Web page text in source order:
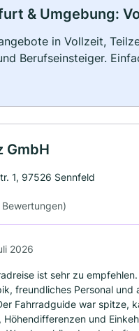
& Umgebung:
in Vollzeit,
Berufseinsteiger.
GmbH
1, 97526 Sennfeld
Bewertungen)
2026
ist sehr zu
freundliches Personal
Fahrradguide war spitze,
Höhendifferenzen und